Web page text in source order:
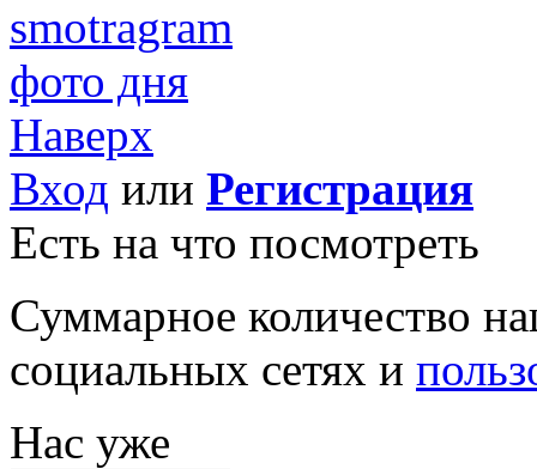
smotragram
фото дня
Наверх
Вход или Регистрация
Есть на что посмотреть
Суммарное количество
социальных сетях и
Нас уже